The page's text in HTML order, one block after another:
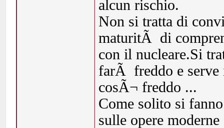
alcun rischio.
Non si tratta di
maturitÃ di
con il nucleare.Si
farÃ freddo e
cosÃ¬ freddo ...
Come solito si
sulle opere